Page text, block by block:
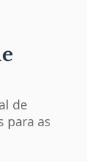
de
para as